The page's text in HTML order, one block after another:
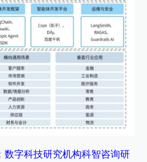
字科技研究机构科智咨询研